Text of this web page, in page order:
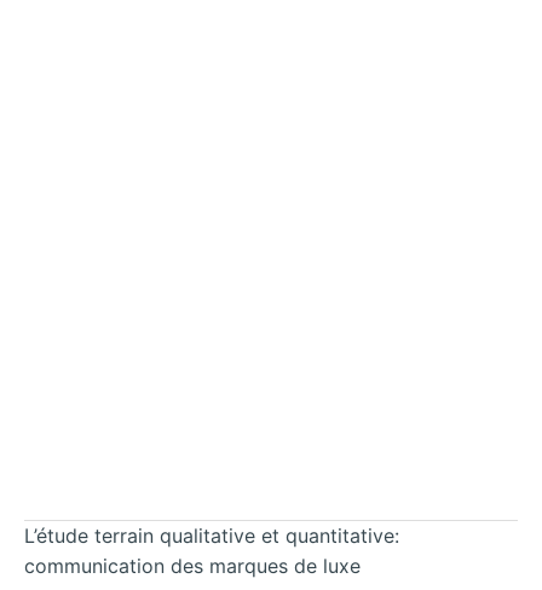
L’étude terrain qualitative et quantitative:
communication des marques de luxe